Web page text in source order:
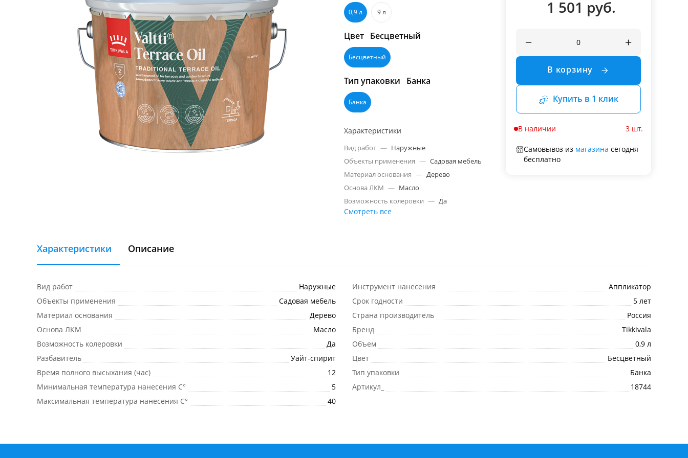
0,9 л 9 л
Цвет Бесцветный
Бесцветный
Тип упаковки Банка
Банка
Характеристики
Вид работ — Наружные
Объекты применения — Садовая мебель
Материал основания — Дерево
Основа ЛКМ — Масло
Возможность колеровки — Да
Смотреть все
1 501 руб.
В корзину
Купить в 1 клик
В наличии 3 шт.
Самовывоз из магазина сегодня
бесплатно
Характеристики Описание
Вид работ
Наружные
Объекты применения
Садовая мебель
Материал основания
Дерево
Основа ЛКМ
Масло
Возможность колеровки
Да
Разбавитель
Уайт-спирит
Время полного высыхания (час)
12
Минимальная температура нанесения C°
5
Максимальная температура нанесения C°
40
Инструмент нанесения
Аппликатор
Срок годности
5 лет
Страна производитель
Россия
Бренд
Tikkivala
Объем
0,9 л
Цвет
Бесцветный
Тип упаковки
Банка
Артикул_
18744